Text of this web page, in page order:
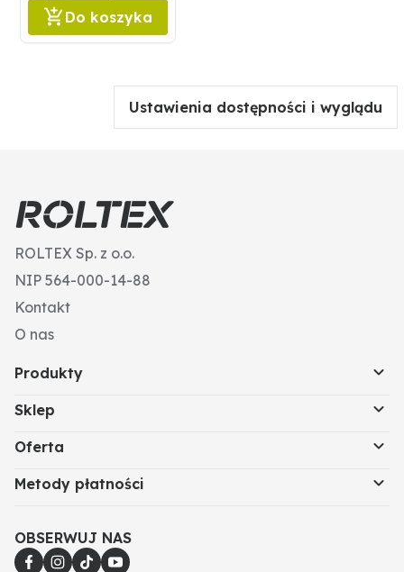
Do koszyka
Ustawienia dostępności i wyglądu
ROLTEX Sp. z o.o.
NIP 564-000-14-88
Kontakt
O nas
Produkty
Sklep
Oferta
Metody płatności
OBSERWUJ NAS